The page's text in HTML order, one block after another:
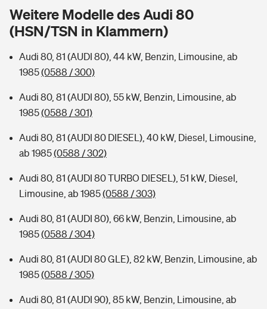
Hochwasser-Check: Wie gefährdet ist Ihr Haus?
Sie haben Fragen?
Private Cyberversicherung
Zur Übersicht
Kinderunfall-Check: Mehr Sicherheit für deine Kids
Typklassen: So ist Ihr Auto eingestuft
Sie haben Fragen?
Rentenrechner: Wie viel Geld bekomme ich im Alter?
Weitere Modelle des Audi 80
(HSN/TSN in Klammern)
Audi 80, 81 (AUDI 80), 44 kW, Benzin, Limousine, ab
1985(0588 / 300)
Audi 80, 81 (AUDI 80), 55 kW, Benzin, Limousine, ab
1985(0588 / 301)
Audi 80, 81 (AUDI 80 DIESEL), 40 kW, Diesel, Limousine,
ab 1985(0588 / 302)
Audi 80, 81 (AUDI 80 TURBO DIESEL), 51 kW, Diesel,
Limousine, ab 1985(0588 / 303)
Audi 80, 81 (AUDI 80), 66 kW, Benzin, Limousine, ab
1985(0588 / 304)
Audi 80, 81 (AUDI 80 GLE), 82 kW, Benzin, Limousine, ab
1985(0588 / 305)
Audi 80, 81 (AUDI 90), 85 kW, Benzin, Limousine, ab